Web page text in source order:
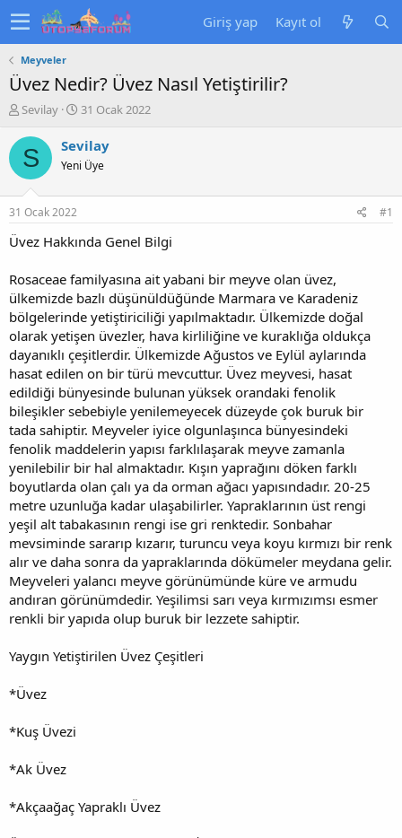
Giriş yap Kayıt ol
Meyveler
Üvez Nedir? Üvez Nasıl Yetiştirilir?
K
n
u
y
b
a
ş
t
a
n
Sevilay
B
ş
l
a
ç
r
i
h
i
31 Ocak 2022
S Sevilay
Yeni Üye
31 Ocak 2022 #1
Üvez Hakkında Genel Bilgi
Rosaceae familyasına ait yabani bir meyve olan üvez,
ülkemizde bazlı düşünüldüğünde Marmara ve Karadeniz
bölgelerinde yetiştiriciliği yapılmaktadır. Ülkemizde doğal
olarak yetişen üvezler, hava kirliliğine ve kuraklığa oldukça
dayanıklı çeşitlerdir. Ülkemizde Ağustos ve Eylül aylarında
hasat edilen on bir türü mevcuttur. Üvez meyvesi, hasat
edildiği bünyesinde bulunan yüksek orandaki fenolik
bileşikler sebebiyle yenilemeyecek düzeyde çok buruk bir
tada sahiptir. Meyveler iyice olgunlaşınca bünyesindeki
fenolik maddelerin yapısı farklılaşarak meyve zamanla
yenilebilir bir hal almaktadır. Kışın yaprağını döken farklı
boyutlarda olan çalı ya da orman ağacı yapısındadır. 20-25
metre uzunluğa kadar ulaşabilirler. Yapraklarının üst rengi
yeşil alt tabakasının rengi ise gri renktedir. Sonbahar
mevsiminde sararıp kızarır, turuncu veya koyu kırmızı bir renk
alır ve daha sonra da yapraklarında dökümeler meydana gelir.
Meyveleri yalancı meyve görünümünde küre ve armudu
andıran görünümdedir. Yeşilimsi sarı veya kırmızımsı esmer
renkli bir yapıda olup buruk bir lezzete sahiptir.
Yaygın Yetiştirilen Üvez Çeşitleri
*Üvez
*Kuş Üvezi
*Ak Üvez
*Akçaağaç Yapraklı Üvez